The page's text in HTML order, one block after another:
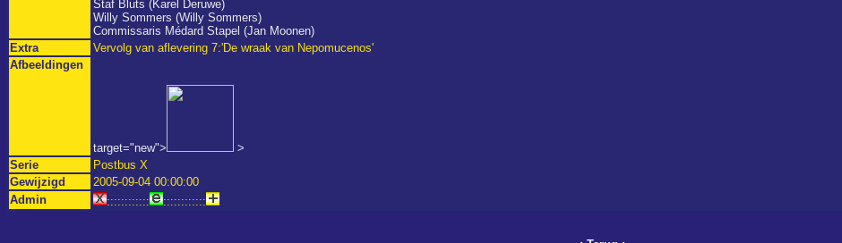
Staf Bluts (Karel Deruwe)
Willy Sommers (Willy Sommers)
Commissaris Médard Stapel (Jan Moonen)
Extra
Vervolg van aflevering 7:'De wraak van Nepomucenos'
Afbeeldingen
target="new">
>
Serie
Postbus X
Gewijzigd
2005-09-04 00:00:00
Admin
:::::::::::: ::::::::::::